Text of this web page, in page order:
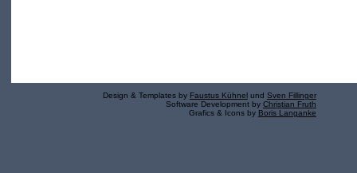
Design & Templates by Faustus Kühnelund Sven Fillinger
Software Development by Christian Fruth
Grafics & Icons by Boris Langanke